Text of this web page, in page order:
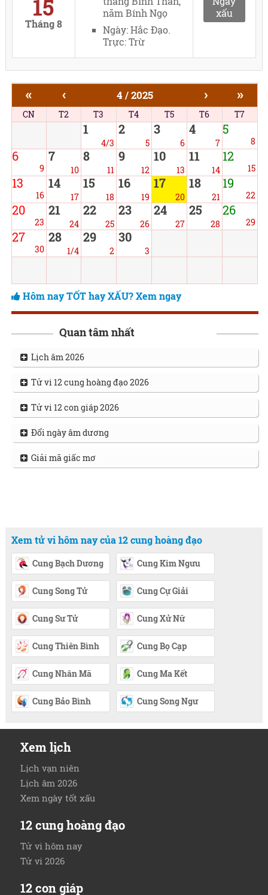
15
Tháng 8
năm Bính Ngọ
Ngày: Hắc Đạo.
Trực: Trừ
xấu
« ‹ 4 / 2025 › »
CN T2 T3 T4 T5 T6 T7
1
4/3
2
5
3
6
4
7
5
8
6
9
7
10
8
11
9
12
10
13
11
14
12
15
13
16
14
17
15
18
16
19
17
20
18
21
19
22
20
23
21
24
22
25
23
26
24
27
25
28
26
29
27
30
28
1/4
29
2
30
3
Hôm nay TỐT hay XẤU? Xem ngay
Quan tâm nhất
Lịch âm 2026
Tử vi 12 cung hoàng đạo 2026
Tử vi 12 con giáp 2026
Đổi ngày âm dương
Giải mã giấc mơ
Xem tử vi hôm nay của 12 cung hoàng đạo
Cung Bạch Dương Cung Kim Ngưu
Cung Song Tử Cung Cự Giải
Cung Sư Tử Cung Xử Nữ
Cung Thiên Bình Cung Bọ Cạp
Cung Nhân Mã Cung Ma Kết
Cung Bảo Bình Cung Song Ngư
Xem lịch
Lịch vạn niên
Lịch âm 2026
Xem ngày tốt xấu
12 cung hoàng đạo
Tử vi hôm nay
Tử vi 2026
12 con giáp